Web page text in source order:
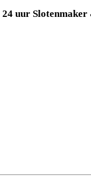
24 uur